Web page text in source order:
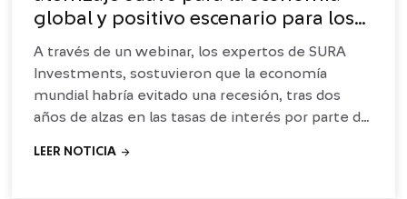
global y positivo escenario para los
activos de riesgo en 2024
A través de un webinar, los expertos de SURA
Investments, sostuvieron que la economía
mundial habría evitado una recesión, tras dos
años de alzas en las tasas de interés por parte de
LEER NOTICIA arrow_forward